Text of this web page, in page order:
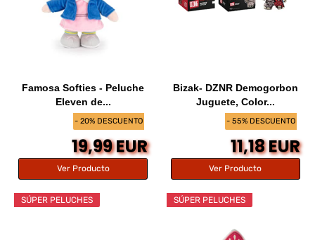
- 20% DESCUENTO
Famosa Softies - Peluche
Eleven de...
19,99 EUR
Ver Producto
- 55% DESCUENTO
Bizak- DZNR Demogorbon
Juguete, Color...
11,18 EUR
Ver Producto
SÚPER PELUCHES SÚPER PELUCHES